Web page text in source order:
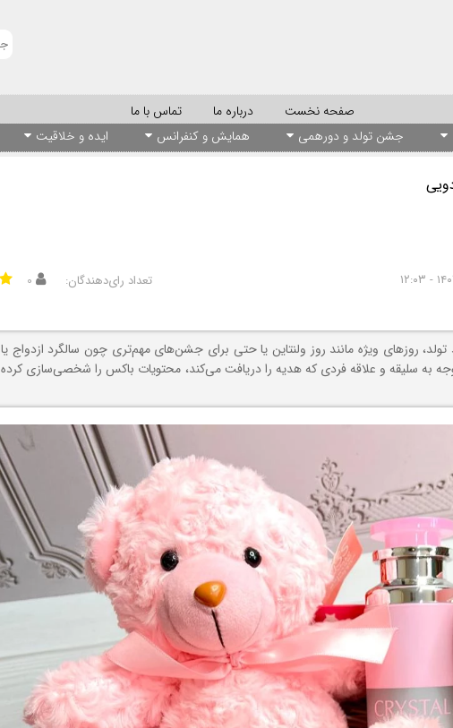
صفحه نخست درباره ما
تماس با ما
جشن تولد و دورهمی همایش و کنفرانس ایده و خلاقیت
تعداد رای‌دهندگان: ۰
روزهای ویژه مانند روز ولنتاین یا حتی برای جشن‌های مهم‌تری چون سالگرد ازدواج یا
به سلیقه و علاقه فردی که هدیه را دریافت می‌کند، محتویات باکس را شخصی‌سازی کرده